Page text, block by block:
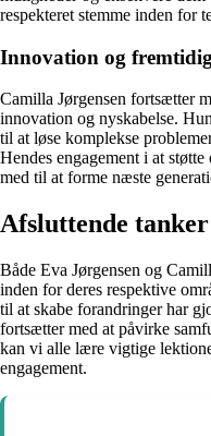
respekteret stemme inden for
Innovation og
Camilla Jørgensen fortsætter
innovation og nyskabelse.
til at løse komplekse
Hendes engagement i at
med til at forme næste
Afsluttende tanker
Både Eva Jørgensen og
inden for deres respektive
til at skabe forandringer har
fortsætter med at påvirke
kan vi alle lære vigtige
engagement.